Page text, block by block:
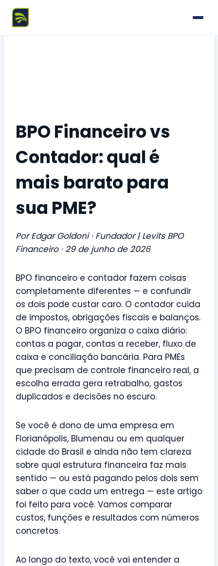
BPO Financeiro vs
Contador: qual é
mais barato para
sua PME?
Por Edgar Goldoni · Fundador | Levits BPO
Financeiro · 29 de junho de 2026
BPO financeiro e contador fazem coisas
completamente diferentes — e confundir
os dois pode custar caro. O contador cuida
de impostos, obrigações fiscais e balanços.
O BPO financeiro organiza o caixa diário:
contas a pagar, contas a receber, fluxo de
caixa e conciliação bancária. Para PMEs
que precisam de controle financeiro real, a
escolha errada gera retrabalho, gastos
duplicados e decisões no escuro.
Se você é dono de uma empresa em
Florianópolis, Blumenau ou em qualquer
cidade do Brasil e ainda não tem clareza
sobre qual estrutura financeira faz mais
sentido — ou está pagando pelos dois sem
saber o que cada um entrega — este artigo
foi feito para você. Vamos comparar
custos, funções e resultados com números
concretos.
Ao longo do texto, você vai entender a